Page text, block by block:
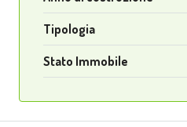
Tipologia
Stato Immobile